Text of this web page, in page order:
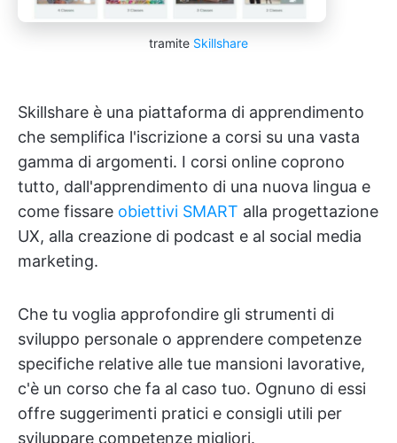
tramite Skillshare
Skillshare è una piattaforma di apprendimento
che semplifica l'iscrizione a corsi su una vasta
gamma di argomenti. I corsi online coprono
tutto, dall'apprendimento di una nuova lingua e
come fissare obiettivi SMART alla progettazione
UX, alla creazione di podcast e al social media
marketing.
Che tu voglia approfondire gli strumenti di
sviluppo personale o apprendere competenze
specifiche relative alle tue mansioni lavorative,
c'è un corso che fa al caso tuo. Ognuno di essi
offre suggerimenti pratici e consigli utili per
sviluppare competenze migliori.